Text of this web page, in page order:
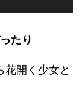
たり
花開く少女と